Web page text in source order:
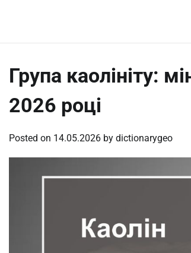
Група каолініту:
2026 році
Posted on 14.05.2026 by dictionarygeo